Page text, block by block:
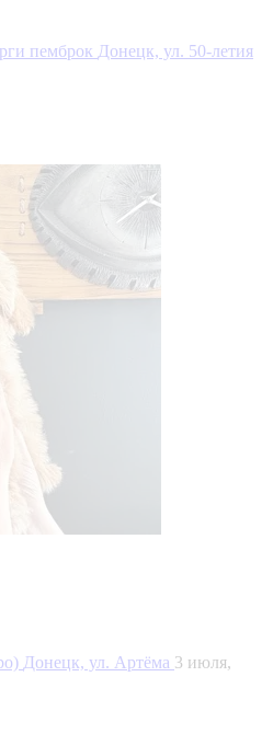
пемброк Донецк, ул. 50-летия
Донецк, ул. Артёма 3 июля,